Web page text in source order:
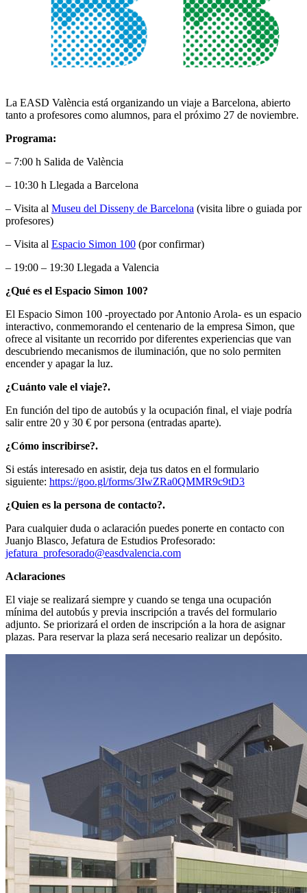
La EASD València está organizando un viaje a Barcelona, abierto
tanto a profesores como alumnos, para el próximo 27 de noviembre.
Programa:
– 7:00 h Salida de València
– 10:30 h Llegada a Barcelona
– Visita al Museu del Disseny de Barcelona (visita libre o guiada por
profesores)
– Visita al Espacio Simon 100 (por confirmar)
– 19:00 – 19:30 Llegada a Valencia
¿Qué es el Espacio Simon 100?
El Espacio Simon 100 -proyectado por Antonio Arola- es un espacio
interactivo, conmemorando el centenario de la empresa Simon, que
ofrece al visitante un recorrido por diferentes experiencias que van
descubriendo mecanismos de iluminación, que no solo permiten
encender y apagar la luz.
¿Cuánto vale el viaje?.
En función del tipo de autobús y la ocupación final, el viaje podría
salir entre 20 y 30 € por persona (entradas aparte).
¿Cómo inscribirse?.
Si estás interesado en asistir, deja tus datos en el formulario
siguiente: https://goo.gl/forms/3IwZRa0QMMR9c9tD3
¿Quien es la persona de contacto?.
Para cualquier duda o aclaración puedes ponerte en contacto con
Juanjo Blasco, Jefatura de Estudios Profesorado:
jefatura_profesorado@easdvalencia.com
Aclaraciones
El viaje se realizará siempre y cuando se tenga una ocupación
mínima del autobús y previa inscripción a través del formulario
adjunto. Se priorizará el orden de inscripción a la hora de asignar
plazas. Para reservar la plaza será necesario realizar un depósito.